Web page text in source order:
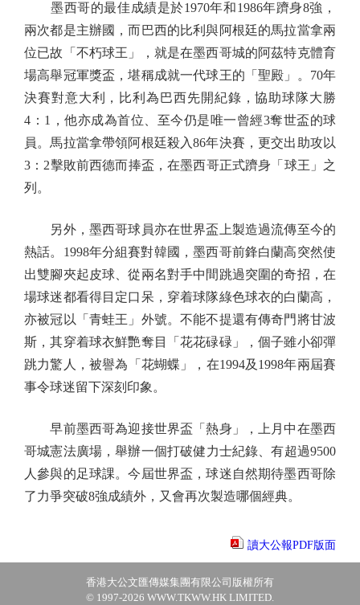
墨西哥的最佳成績是於1970年和1986年躋身8強，
兩次都是主辦國，而巴西的比利與阿根廷的馬拉當拿兩
位已故「不朽球王」，就是在墨西哥城的阿茲特克體育
場高舉冠軍獎盃，堪稱成就一代球王的「聖殿」。70年
決賽對意大利，比利為巴西先開紀錄，協助球隊大勝
4：1，他亦成為首位、至今仍是唯一曾經3奪世盃的球
員。馬拉當拿帶領阿根廷殺入86年決賽，更交出助攻以
3：2擊敗前西德而捧盃，在墨西哥正式躋身「球王」之
列。
另外，墨西哥球員亦在世界盃上製造過流傳至今的
熱話。1998年分組賽對韓國，墨西哥前鋒白蘭高突然使
出雙腳夾起皮球、從兩名對手中間跳過突圍的奇招，在
場球迷都看得目定口呆，穿着球隊綠色球衣的白蘭高，
亦被冠以「青蛙王」外號。不能不提還有傳奇門將甘波
斯，其穿着球衣鮮艷奪目「花花碌碌」，個子雖小卻彈
跳力驚人，被譽為「花蝴蝶」，在1994及1998年兩屆賽
事令球迷留下深刻印象。
早前墨西哥為迎接世界盃「熱身」，上月中在墨西
哥城憲法廣場，舉辦一個打破健力士紀錄、有超過9500
人參與的足球課。今屆世界盃，球迷自然期待墨西哥除
了力爭突破8強成績外，又會再次製造哪個經典。
讀大公報PDF版面
香港大公文匯傳媒集團有限公司版權所有
© 1997-2026 WWW.TKWW.HK LIMITED.